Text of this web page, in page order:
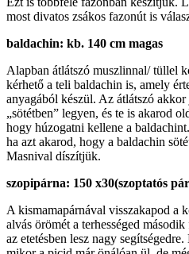
most divatos zsákos fazonút is
baldachin: kb. 140 cm magas
Alapban átlátszó muszlinnal/ tüllel
kérhető a teli baldachin is, amely
anyagából készül. Az átlátszó
„sötétben” legyen, és te is akarod
hogy húzogatni kellene a
ha azt akarod, hogy a baldachin
Masnival díszítjük.
szopipárna: 150 x30(szoptatós
A kismamapárnával visszakapod a
alvás örömét a terhességed
az etetésben lesz nagy